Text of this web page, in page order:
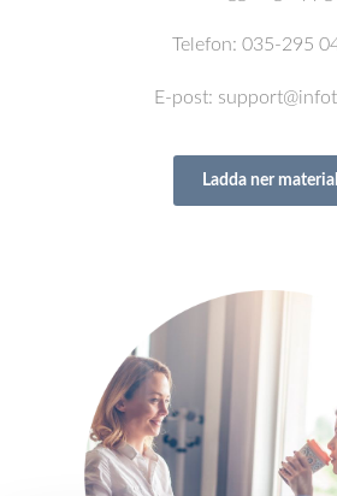
Telefon: 035-295
E-post:
Ladda ner material